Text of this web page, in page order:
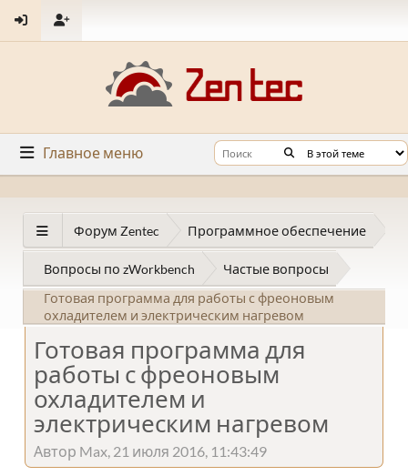
Главное меню
Форум Zentec Программное обеспечение
Вопросы по zWorkbench
Частые вопросы
Готовая программа для работы с фреоновым
охладителем и электрическим нагревом
Готовая программа для
работы с фреоновым
охладителем и
электрическим нагревом
Автор Max, 21 июля 2016, 11:43:49